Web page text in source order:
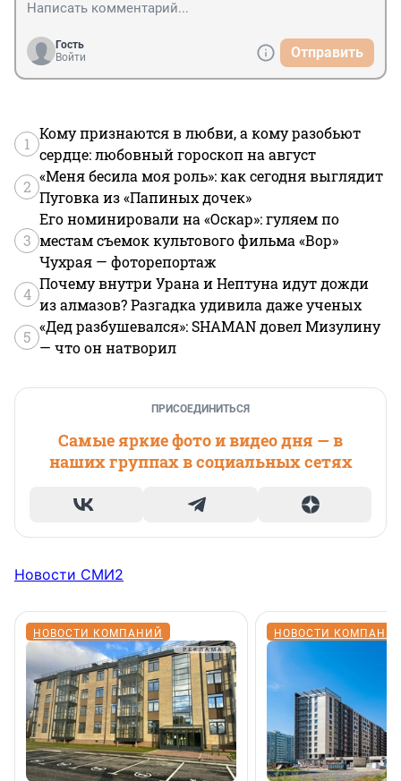
Гость
Войти
Отправить
1
Кому признаются в любви, а кому разобьют
сердце: любовный гороскоп на август
2
«Меня бесила моя роль»: как сегодня выглядит
Пуговка из «Папиных дочек»
3
Его номинировали на «Оскар»: гуляем по
местам съемок культового фильма «Вор»
Чухрая — фоторепортаж
4
Почему внутри Урана и Нептуна идут дожди
из алмазов? Разгадка удивила даже ученых
5
«Дед разбушевался»: SHAMAN довел Мизулину
— что он натворил
ПРИСОЕДИНИТЬСЯ
Самые яркие фото и видео дня — в
наших группах в социальных сетях
Новости СМИ2
НОВОСТИ КОМПАНИЙ НОВОСТИ